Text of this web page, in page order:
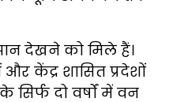
देखने को मिले हैं।
केंद्र शासित प्रदेशों
दो वर्षों में वन